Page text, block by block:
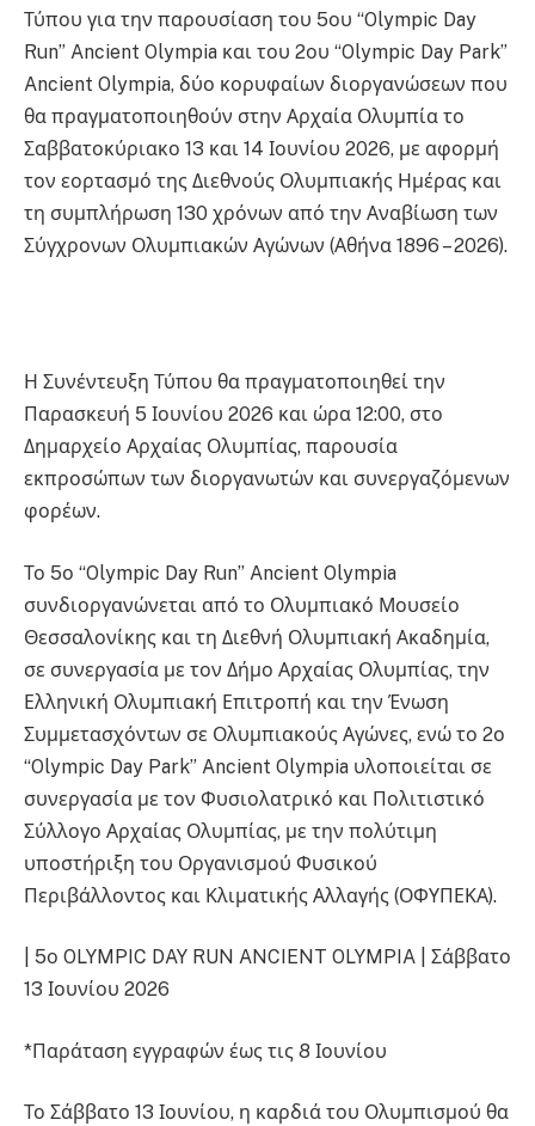
Τύπου για την παρουσίαση του 5ου “Olympic Day
Run” Ancient Olympia και του 2ου “Olympic Day Park”
Ancient Olympia, δύο κορυφαίων διοργανώσεων που
θα πραγματοποιηθούν στην Αρχαία Ολυμπία το
Σαββατοκύριακο 13 και 14 Ιουνίου 2026, με αφορμή
τον εορτασμό της Διεθνούς Ολυμπιακής Ημέρας και
τη συμπλήρωση 130 χρόνων από την Αναβίωση των
Σύγχρονων Ολυμπιακών Αγώνων (Αθήνα 1896 – 2026).
Η Συνέντευξη Τύπου θα πραγματοποιηθεί την
Παρασκευή 5 Ιουνίου 2026 και ώρα 12:00, στο
Δημαρχείο Αρχαίας Ολυμπίας, παρουσία
εκπροσώπων των διοργανωτών και συνεργαζόμενων
φορέων.
Το 5ο “Olympic Day Run” Ancient Olympia
συνδιοργανώνεται από το Ολυμπιακό Μουσείο
Θεσσαλονίκης και τη Διεθνή Ολυμπιακή Ακαδημία,
σε συνεργασία με τον Δήμο Αρχαίας Ολυμπίας, την
Ελληνική Ολυμπιακή Επιτροπή και την Ένωση
Συμμετασχόντων σε Ολυμπιακούς Αγώνες, ενώ το 2ο
“Olympic Day Park” Ancient Olympia υλοποιείται σε
συνεργασία με τον Φυσιολατρικό και Πολιτιστικό
Σύλλογο Αρχαίας Ολυμπίας, με την πολύτιμη
υποστήριξη του Οργανισμού Φυσικού
Περιβάλλοντος και Κλιματικής Αλλαγής (ΟΦΥΠΕΚΑ).
| 5ο OLYMPIC DAY RUN ANCIENT OLYMPIA | Σάββατο
13 Ιουνίου 2026
*Παράταση εγγραφών έως τις 8 Ιουνίου
Το Σάββατο 13 Ιουνίου, η καρδιά του Ολυμπισμού θα